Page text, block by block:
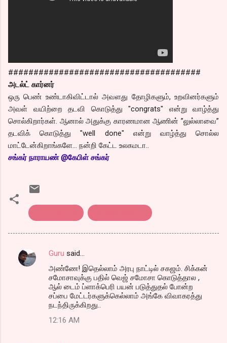
######################################
அடல்ட் கார்னர்
ஒரு பெண் உண்டாகிவிட்டால் அவளது தோழிகளும், உறவினர்களும்
அவள் வயிற்றை தடவி கொடுத்து "congrats" என்று வாழ்த்து
சொல்கிறார்கள். ஆனால் அதுக்கு காரணமான ஆணின் ”லுல்லாவை”
தடவிக் கொடுத்து "well done" என்று வாழ்த்து சொல்ல
மாட்டேன்கிறாங்களே... நன்றி கேட்ட உலகமடா..
சங்கர் நாராயண் @கேபிள் சங்கர்
C
Guru said…
அண்ணே! இதெல்லாம் அரபு நாட்டில் சகஜம். சிக்கன்
சமோசாவுக்கு பதில் வெஜ் சமோசா கொடுத்தால ,
ஆல் டைம் ப்ளாக்பெரி பயன் படுத்துதல் போன்ற
சப்பை மேட்டர்களுக்கெல்லாம் அங்கே விவாகரத்து
நடந்திருக்கிறது..
12:16 AM